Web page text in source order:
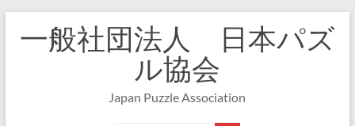
一般社団法人 日本パズ
ル協会
Japan Puzzle Association